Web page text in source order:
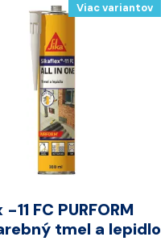
Viac variantov
11 FC PURFORM
tmel a lepidlo